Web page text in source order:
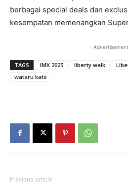
berbagai special deals dan
kesempatan memenangkan
-
TAGS IMX 2025 liberty walk
wataru kato
Previous article